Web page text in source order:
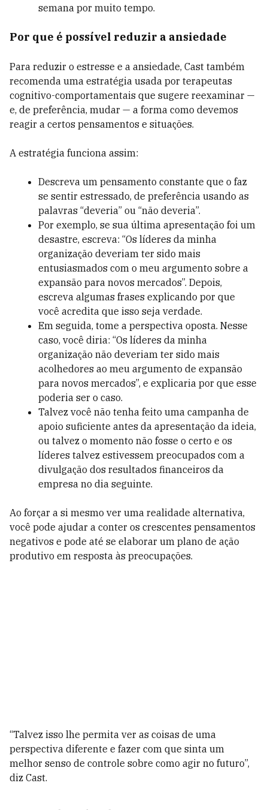
semana por muito tempo.
Por que é possível reduzir a ansiedade
Para reduzir o estresse e a ansiedade, Cast também
recomenda uma estratégia usada por terapeutas
cognitivo-comportamentais que sugere reexaminar —
e, de preferência, mudar — a forma como devemos
reagir a certos pensamentos e situações.
A estratégia funciona assim:
Descreva um pensamento constante que o faz
se sentir estressado, de preferência usando as
palavras “deveria” ou “não deveria”.
Por exemplo, se sua última apresentação foi um
desastre, escreva: “Os líderes da minha
organização deveriam ter sido mais
entusiasmados com o meu argumento sobre a
expansão para novos mercados”. Depois,
escreva algumas frases explicando por que
você acredita que isso seja verdade.
Em seguida, tome a perspectiva oposta. Nesse
caso, você diria: “Os líderes da minha
organização não deveriam ter sido mais
acolhedores ao meu argumento de expansão
para novos mercados”, e explicaria por que esse
poderia ser o caso.
Talvez você não tenha feito uma campanha de
apoio suficiente antes da apresentação da ideia,
ou talvez o momento não fosse o certo e os
líderes talvez estivessem preocupados com a
divulgação dos resultados financeiros da
empresa no dia seguinte.
Ao forçar a si mesmo ver uma realidade alternativa,
você pode ajudar a conter os crescentes pensamentos
negativos e pode até se elaborar um plano de ação
produtivo em resposta às preocupações.
“Talvez isso lhe permita ver as coisas de uma
perspectiva diferente e fazer com que sinta um
melhor senso de controle sobre como agir no futuro”,
diz Cast.